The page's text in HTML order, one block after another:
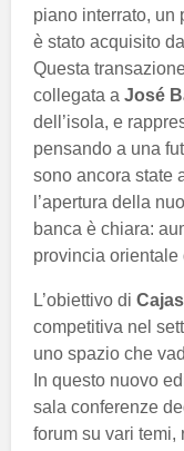
piano interrato, un
è stato acquisito da
Questa
collegata a José
dell’isola, e
pensando a una
sono ancora state
l’apertura della
banca è chiara:
provincia orientale
L’obiettivo di
competitiva nel
uno spazio che
In questo nuovo
sala conferenze
forum su vari